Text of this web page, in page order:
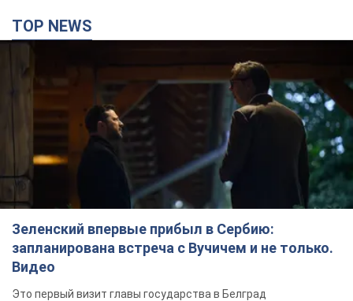
TOP NEWS
Зеленский впервые прибыл в Сербию:
запланирована встреча с Вучичем и не только.
Видео
Это первый визит главы государства в Белград